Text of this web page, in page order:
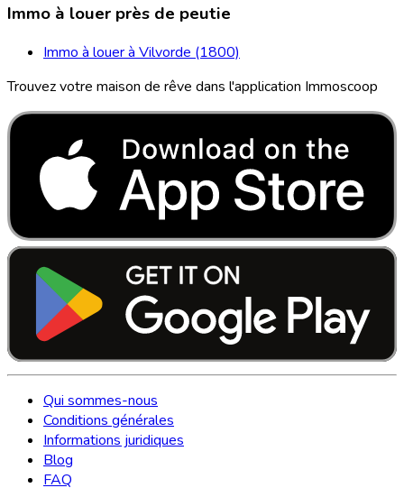
Immo à louer près de peutie
Immo à louer à Vilvorde (1800)
Trouvez votre maison de rêve dans l'application Immoscoop
Qui sommes-nous
Conditions générales
Informations juridiques
Blog
FAQ